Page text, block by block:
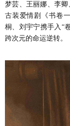
梦芸、王丽娜、李
古装爱情剧《书卷
桐、刘宇宁携手入“
跨次元的命运逆转。